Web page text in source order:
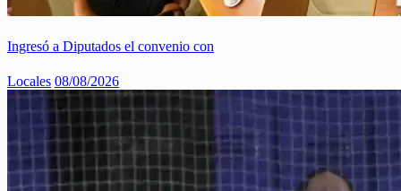
Ingresó a Diputados el convenio con
Locales 08/08/2026